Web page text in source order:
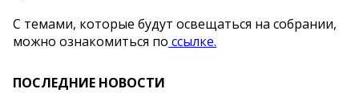
С темами, которые будут освещаться на собрании,
можно ознакомиться по ссылке.
ПОСЛЕДНИЕ НОВОСТИ